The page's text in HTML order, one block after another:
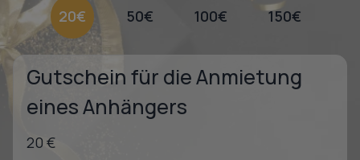
20€ 50€ 100€ 150€
Gutschein für die Anmietung
eines Anhängers
20 €